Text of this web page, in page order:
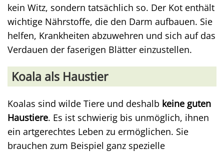
kein Witz, sondern tatsächlich so. Der Kot enthält
wichtige Nährstoffe, die den Darm aufbauen. Sie
helfen, Krankheiten abzuwehren und sich auf das
Verdauen der faserigen Blätter einzustellen.
Koala als Haustier
Koalas sind wilde Tiere und deshalb keine guten
Haustiere. Es ist schwierig bis unmöglich, ihnen
ein artgerechtes Leben zu ermöglichen. Sie
brauchen zum Beispiel ganz spezielle